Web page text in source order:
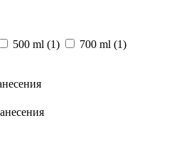
500 ml (1) 700 ml (1)